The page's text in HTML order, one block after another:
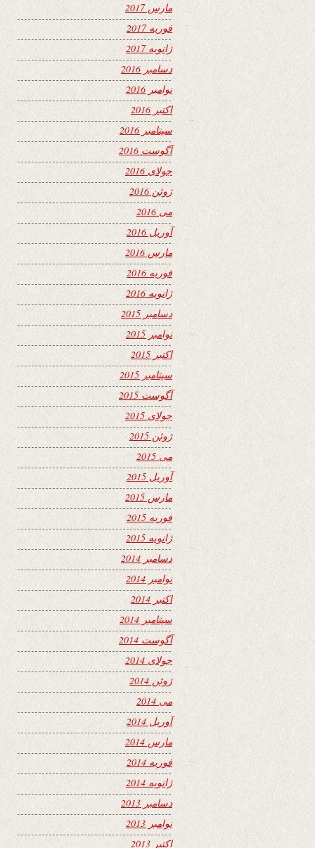
مارس 2017
فوریه 2017
ژانویه 2017
دسامبر 2016
نوامبر 2016
اکتبر 2016
سپتامبر 2016
آگوست 2016
جولای 2016
ژوئن 2016
می 2016
آوریل 2016
مارس 2016
فوریه 2016
ژانویه 2016
دسامبر 2015
نوامبر 2015
اکتبر 2015
سپتامبر 2015
آگوست 2015
جولای 2015
ژوئن 2015
می 2015
آوریل 2015
مارس 2015
فوریه 2015
ژانویه 2015
دسامبر 2014
نوامبر 2014
اکتبر 2014
سپتامبر 2014
آگوست 2014
جولای 2014
ژوئن 2014
می 2014
آوریل 2014
مارس 2014
فوریه 2014
ژانویه 2014
دسامبر 2013
نوامبر 2013
اکتبر 2013